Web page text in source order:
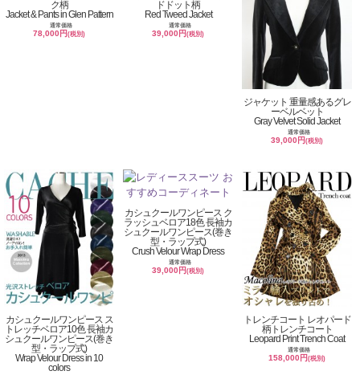
ク柄
Jacket & Pants in Glen Pattern
通常価格
78,000円(税別)
ドドット柄
Red Tweed Jacket
通常価格
39,000円(税別)
ジャケット 重量感あるグレ
ーベルベット
Gray Velvet Solid Jacket
通常価格
39,000円(税別)
カシュクールワンピース ス
トレッチベロア10色 長袖カ
シュクールワンピース(巻き
型・ラップ式)
Wrap Velour Dress in 10
colors
カシュクールワンピース ク
ラッシュベロア18色 長袖カ
シュクールワンピース(巻き
型・ラップ式)
Crush Velour Wrap Dress
通常価格
39,000円(税別)
トレンチコート レオパード
柄トレンチコート
Leopard Print Trench Coat
通常価格
158,000円(税別)